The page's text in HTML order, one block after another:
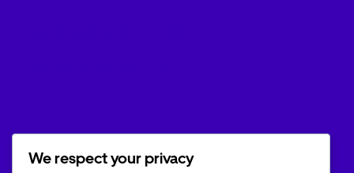
Ressources
We respect your privacy